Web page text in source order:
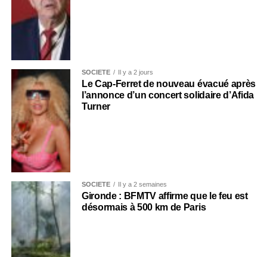
SOCIÉTÉ Il y a 2 jours
Le Cap-Ferret de nouveau évacué après
l’annonce d’un concert solidaire d’Afida
Turner
SOCIÉTÉ Il y a 2 semaines
Gironde : BFMTV affirme que le feu est
désormais à 500 km de Paris